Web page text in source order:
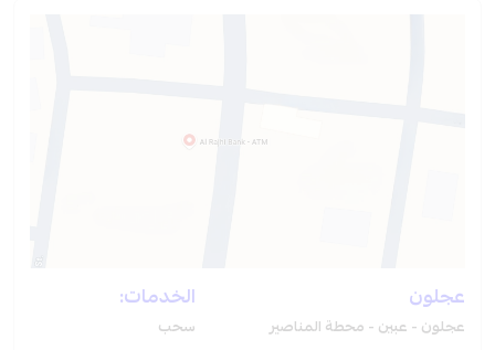
عجلون
عجلون - عبين - محطة المناصير
الخدمات:
سحب